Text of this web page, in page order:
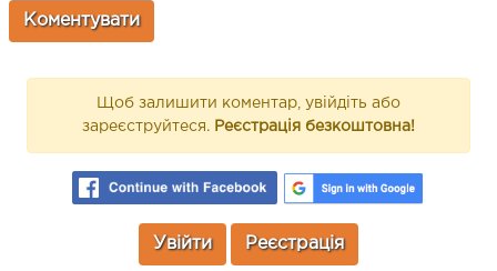
Щоб залишити коментар, увійдіть або
зареєструйтеся. Реєстрація безкоштовна!
Увійти Реєстрація